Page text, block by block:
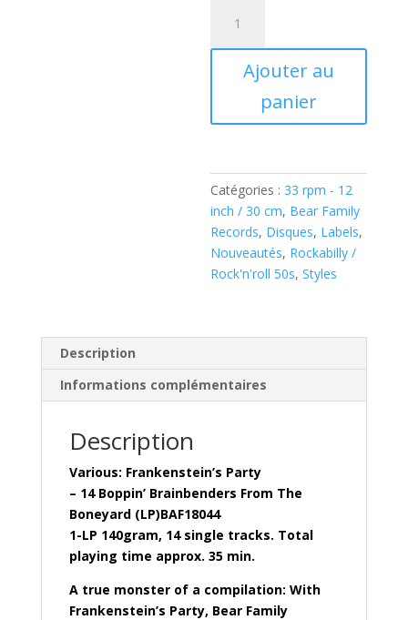
Various
Artists
Frankenstein's
Vinyl,
LP
)
BAF18044
Ajouter au
panier
Catégories : 33 rpm - 12
inch / 30 cm, Bear Family
Records, Disques, Labels,
Nouveautés, Rockabilly /
Rock'n'roll 50s,Styles
Description
Informations complémentaires
Description
Various: Frankenstein’s Party
– 14 Boppin’ Brainbenders From The
Boneyard (LP)BAF18044
1-LP 140gram, 14 single tracks. Total
playing time approx. 35 min.
A true monster of a compilation: With
Frankenstein’s Party, Bear Family